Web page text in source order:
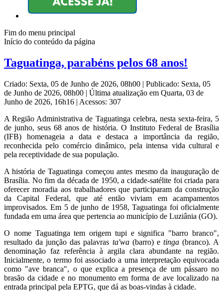
Fim do menu principal
Início do conteúdo da página
Taguatinga, parabéns pelos 68 anos!
Criado: Sexta, 05 de Junho de 2026, 08h00 | Publicado: Sexta, 05
de Junho de 2026, 08h00 | Última atualização em Quarta, 03 de
Junho de 2026, 16h16 | Acessos: 307
A Região Administrativa de Taguatinga celebra, nesta sexta-feira, 5
de junho, seus 68 anos de história. O Instituto Federal de Brasília
(IFB) homenageia a data e destaca a importância da região,
reconhecida pelo comércio dinâmico, pela intensa vida cultural e
pela receptividade de sua população.
A história de Taguatinga começou antes mesmo da inauguração de
Brasília. No fim da década de 1950, a cidade-satélite foi criada para
oferecer moradia aos trabalhadores que participaram da construção
da Capital Federal, que até então viviam em acampamentos
improvisados. Em 5 de junho de 1958, Taguatinga foi oficialmente
fundada em uma área que pertencia ao município de Luziânia (GO).
O nome Taguatinga tem origem tupi e significa "barro branco",
resultado da junção das palavras ta'wa(barro) e tinga(branco). A
denominação faz referência à argila clara abundante na região.
Inicialmente, o termo foi associado a uma interpretação equivocada
como "ave branca", o que explica a presença de um pássaro no
brasão da cidade e no monumentoem forma de avelocalizado na
entrada principal pela EPTG, que dá as boas-vindas à cidade.